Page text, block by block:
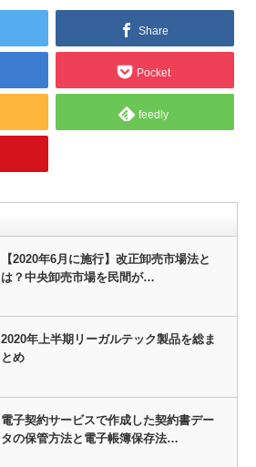
Share
Pocket
feedly
【2020年6月に施行】改正卸売市場法と
は？中央卸売市場を民間が…
2020年上半期リーガルテック製品を総ま
とめ
電子契約サービスで作成した契約書デー
タの保管方法と電子帳簿保存法…